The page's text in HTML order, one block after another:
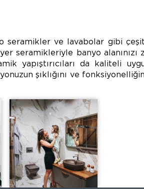
seramikler ve lavabolar gibi
seramikleriyle banyo alanınızı
yapıştırıcıları da kaliteli
şıklığını ve